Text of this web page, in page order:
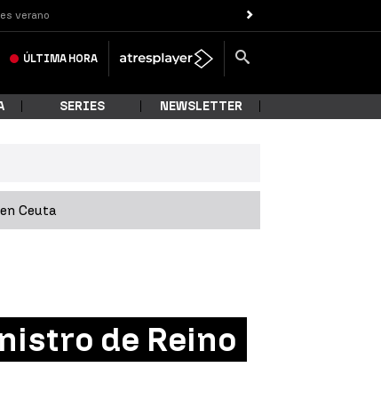
verano
ÚLTIMA HORA
SERIES NEWSLETTER
Ceuta
de Reino